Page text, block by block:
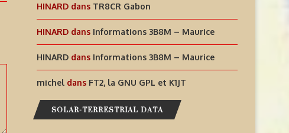
HINARD dans TR8CR Gabon
HINARD dans Informations 3B8M – Maurice
HINARD dans Informations 3B8M – Maurice
michel dans FT2, la GNU GPL et K1JT
SOLAR-TERRESTRIAL DATA